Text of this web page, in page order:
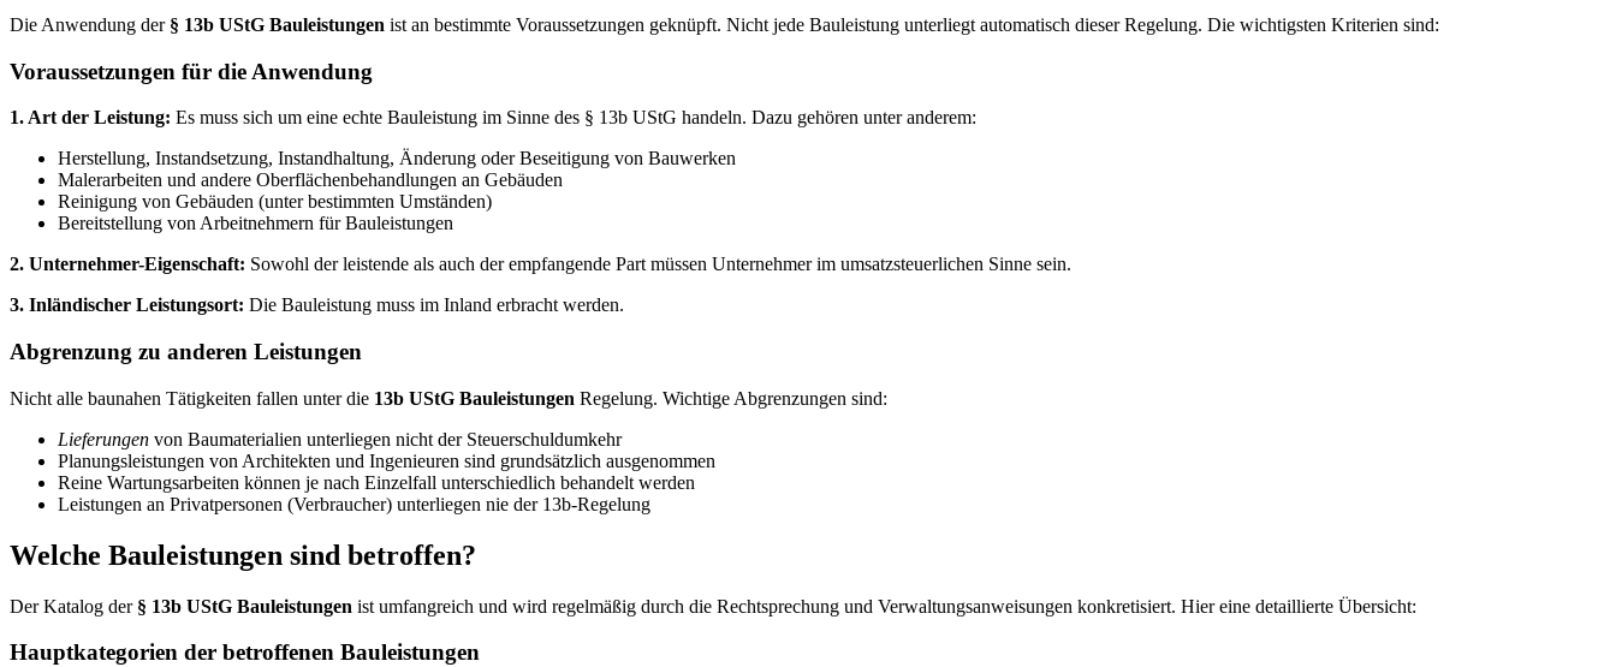
Die Anwendung der § 13b UStG Bauleistungen ist an bestimmte Voraussetzungen geknüpft. Nicht jede Bauleistung unterliegt automatisch dieser Regelung. Die wichtigsten Kriterien sind:
Voraussetzungen für die Anwendung
1. Art der Leistung: Es muss sich um eine echte Bauleistung im Sinne des § 13b UStG handeln. Dazu gehören unter anderem:
Herstellung, Instandsetzung, Instandhaltung, Änderung oder Beseitigung von Bauwerken
Malerarbeiten und andere Oberflächenbehandlungen an Gebäuden
Reinigung von Gebäuden (unter bestimmten Umständen)
Bereitstellung von Arbeitnehmern für Bauleistungen
2. Unternehmer-Eigenschaft: Sowohl der leistende als auch der empfangende Part müssen Unternehmer im umsatzsteuerlichen Sinne sein.
3. Inländischer Leistungsort: Die Bauleistung muss im Inland erbracht werden.
Abgrenzung zu anderen Leistungen
Nicht alle baunahen Tätigkeiten fallen unter die 13b UStG Bauleistungen Regelung. Wichtige Abgrenzungen sind:
Lieferungen von Baumaterialien unterliegen nicht der Steuerschuldumkehr
Planungsleistungen von Architekten und Ingenieuren sind grundsätzlich ausgenommen
Reine Wartungsarbeiten können je nach Einzelfall unterschiedlich behandelt werden
Leistungen an Privatpersonen (Verbraucher) unterliegen nie der 13b-Regelung
Welche Bauleistungen sind betroffen?
Der Katalog der § 13b UStG Bauleistungen ist umfangreich und wird regelmäßig durch die Rechtsprechung und Verwaltungsanweisungen konkretisiert. Hier eine detaillierte Übersicht:
Hauptkategorien der betroffenen Bauleistungen